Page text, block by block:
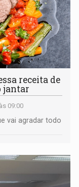
receita de
jantar
09:00
vai agradar todo